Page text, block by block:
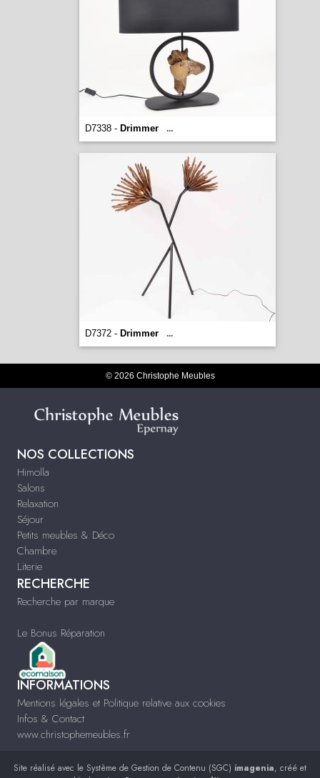
D7338 - Drimmer ...
D7372 - Drimmer ...
© 2026 Christophe Meubles
NOS COLLECTIONS
Himolla
Salons
Relaxation
Séjour
Petits meubles & Déco
Chambre
Literie
RECHERCHE
Recherche par marque
Le Bonus Réparation
INFORMATIONS
Mentions légales et Politique relative aux cookies
Infos & Contact
www.christophemeubles.fr
Site réalisé avec le Système de Gestion de Contenu (SGC) imagenia, créé et